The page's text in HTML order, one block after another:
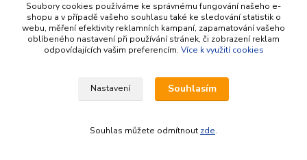
Tisíce spokojených zákazníků
21 let zkušeností v oboru👍
Soubory cookies používáme ke správnému fungování našeho e-
shopu a v případě vašeho souhlasu také ke sledování statistik o
webu, měření efektivity reklamních kampaní, zapamatování vašeho
oblíbeného nastavení při používání stránek, či zobrazení reklam
odpovídajících vašim preferencím. Více k využití cookies
Nastavení Souhlasím
Souhlas můžete odmítnout zde.